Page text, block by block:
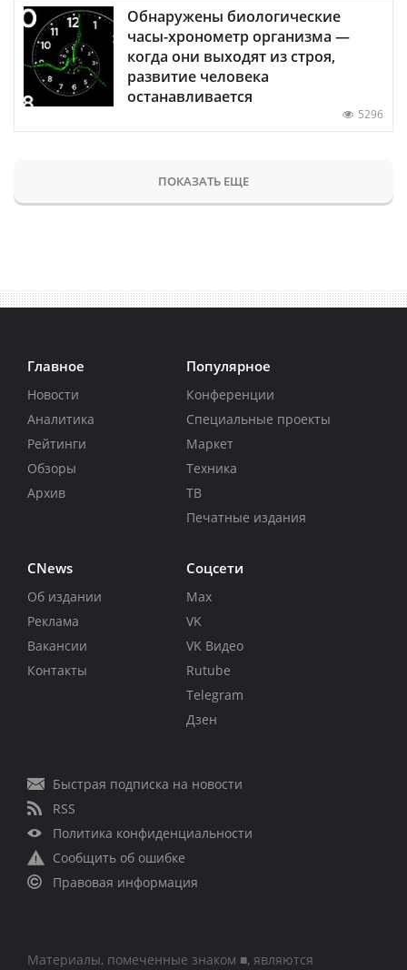
Обнаружены биологические
часы-хронометр организма —
когда они выходят из строя,
развитие человека
останавливается
5296
ПОКАЗАТЬ ЕЩЕ
Главное
Новости
Аналитика
Рейтинги
Обзоры
Архив
Популярное
Конференции
Специальные проекты
Маркет
Техника
ТВ
Печатные издания
CNews
Об издании
Реклама
Вакансии
Контакты
Соцсети
Max
VK
VK Видео
Rutube
Telegram
Дзен
Быстрая подписка на новости
RSS
Политика конфиденциальности
Сообщить об ошибке
Правовая информация
Материалы, помеченные знаком ■, являются